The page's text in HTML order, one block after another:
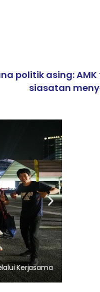
politik asing:
siasatan
separuh